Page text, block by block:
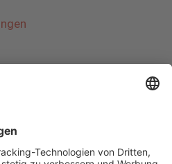
Dienstleistungen im
Speicher. Das